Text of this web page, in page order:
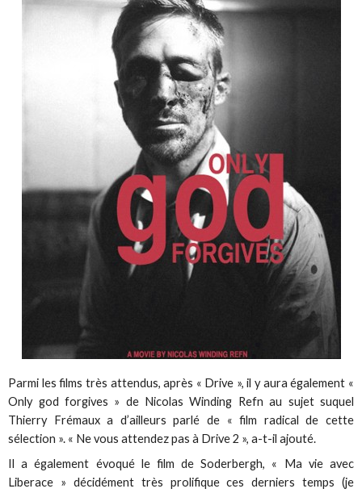
Parmi les films très attendus, après « Drive », il y aura également «
Only god forgives » de Nicolas Winding Refn au sujet suquel
Thierry Frémaux a d’ailleurs parlé de « film radical de cette
sélection ». « Ne vous attendez pas à Drive 2 », a-t-il ajouté.
Il a également évoqué le film de Soderbergh, « Ma vie avec
Liberace » décidément très prolifique ces derniers temps (je